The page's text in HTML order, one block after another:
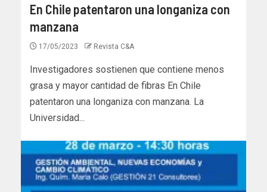
En Chile patentaron una longaniza con
manzana
17/05/2023 Revista C&A
Investigadores sostienen que contiene menos
grasa y mayor cantidad de fibras En Chile
patentaron una longaniza con manzana. La
Universidad...